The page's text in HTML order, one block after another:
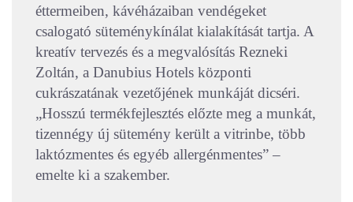
éttermeiben, kávéházaiban vendégeket
csalogató süteménykínálat kialakítását tartja. A
kreatív tervezés és a megvalósítás Rezneki
Zoltán, a Danubius Hotels központi
cukrászatának vezetőjének munkáját dicséri.
„Hosszú termékfejlesztés előzte meg a munkát,
tizennégy új sütemény került a vitrinbe, több
laktózmentes és egyéb allergénmentes” –
emelte ki a szakember.